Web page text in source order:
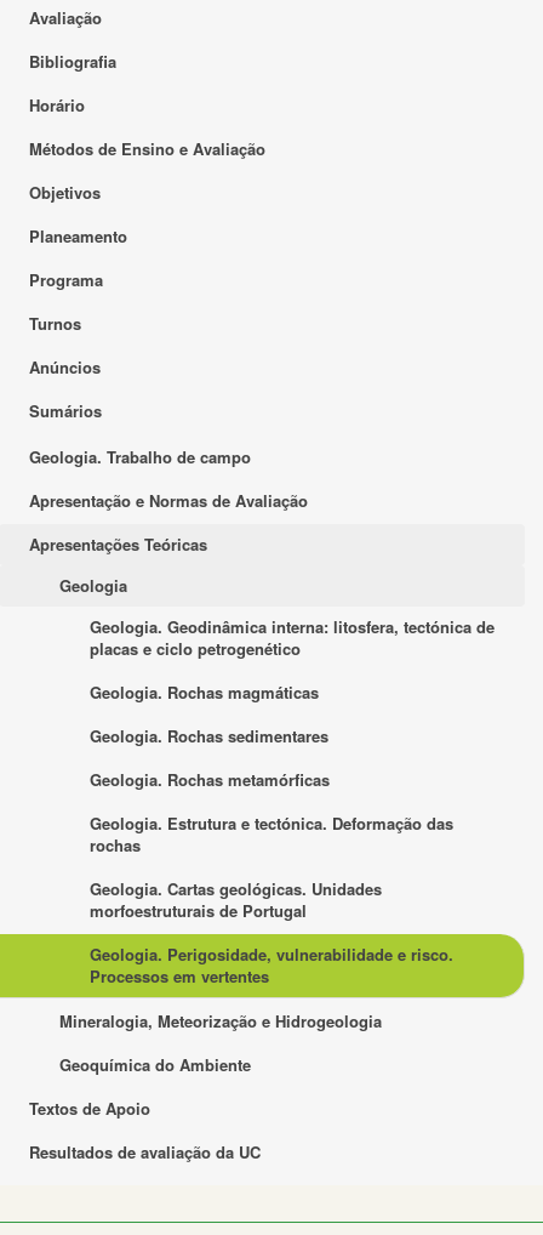
Avaliação
Bibliografia
Horário
Métodos de Ensino e Avaliação
Objetivos
Planeamento
Programa
Turnos
Anúncios
Sumários
Geologia. Trabalho de campo
Apresentação e Normas de Avaliação
Apresentações Teóricas
Geologia
Geologia. Geodinâmica interna: litosfera, tectónica de
placas e ciclo petrogenético
Geologia. Rochas magmáticas
Geologia. Rochas sedimentares
Geologia. Rochas metamórficas
Geologia. Estrutura e tectónica. Deformação das
rochas
Geologia. Cartas geológicas. Unidades
morfoestruturais de Portugal
Geologia. Perigosidade, vulnerabilidade e risco.
Processos em vertentes
Mineralogia, Meteorização e Hidrogeologia
Geoquímica do Ambiente
Textos de Apoio
Resultados de avaliação da UC